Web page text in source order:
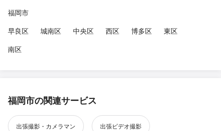
福岡市
早良区
城南区 中央区 西区 博多区
東区
南区
福岡市の関連サービス
出張撮影・カメラマン 出張ビデオ撮影